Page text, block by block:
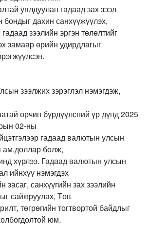
уялдуулан гадаад зах зээл
бондыг дахин санхүүжүүлэх,
зээлийн эргэн төлөлтийг
замаар өрийн удирдлагыг
зээлжих зэрэглэл нэмэгдэж,
орчин бүрдүүлсний үр дүнд 2025
02-ны
гадаад валютын улсын
ам.доллар болж,
хүрлээ. Гадаад валютын улсын
ийнхүү нэмэгдэх
засаг, санхүүгийн зах зээлийн
сайжруулах, Төв
төгрөгийн тогтвортой байдлыг
юм.